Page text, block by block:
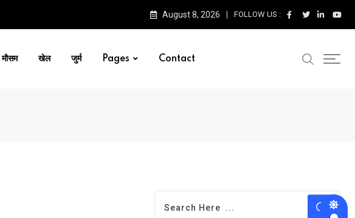
August 8, 2026 FOLLOW US :
मौसम खेल जुर्म Pages Contact